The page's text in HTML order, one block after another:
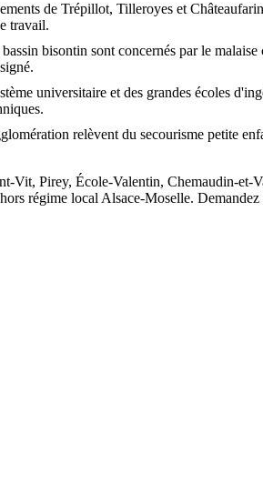
de Trépillot, Tilleroyes et
travail.
bisontin sont concernés par le
universitaire et des grandes écoles
relèvent du secourisme petite
Vit, Pirey, École-Valentin, Chemaudin-
régime local Alsace-Moselle.